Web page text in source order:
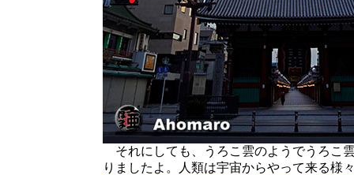
それにしても、うろこ雲のようでうろこ
りましたよ。人類は宇宙からやって来る様